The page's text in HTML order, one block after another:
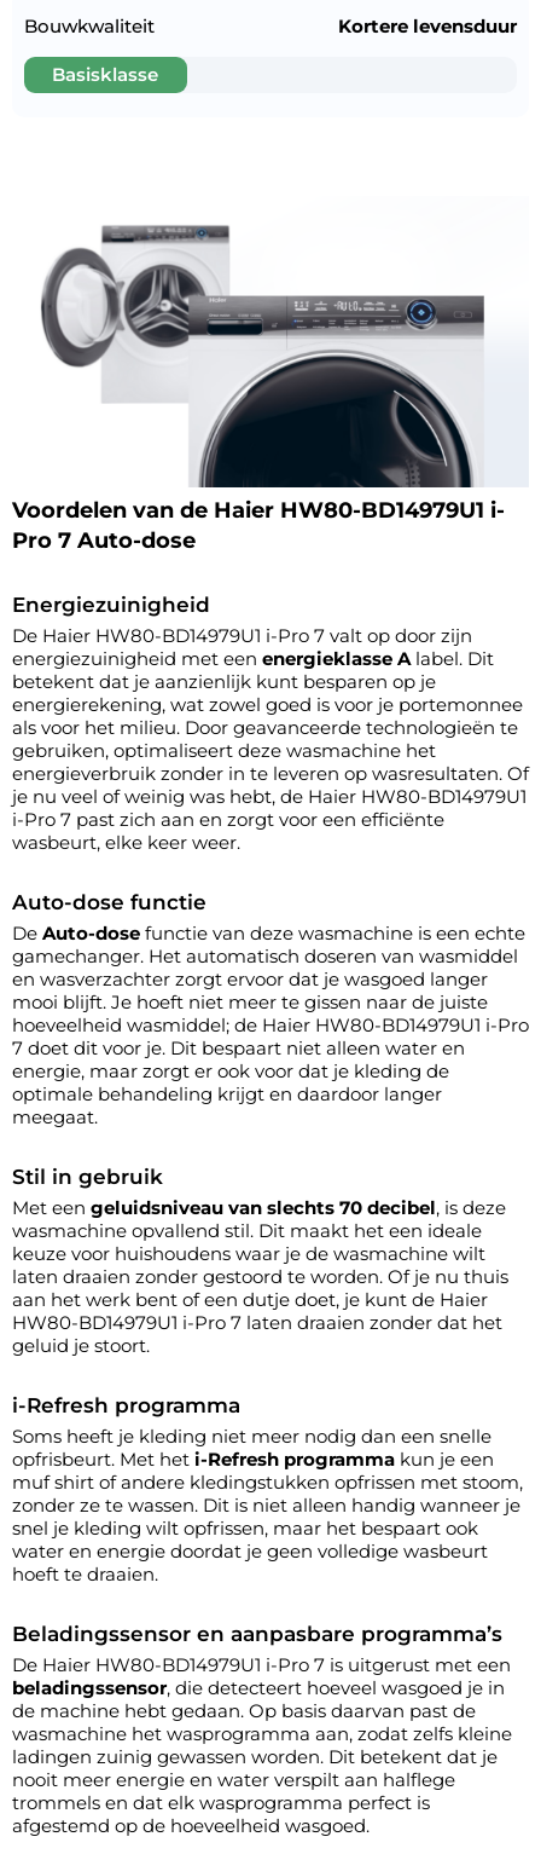
Bouwkwaliteit
Basisklasse
Kortere levensduur
Voordelen van de Haier HW80-BD14979U1 i-
Pro 7 Auto-dose
Energiezuinigheid
De Haier HW80-BD14979U1 i-Pro 7 valt op door zijn
energiezuinigheid met een energieklasse Alabel. Dit
betekent dat je aanzienlijk kunt besparen op je
energierekening, wat zowel goed is voor je portemonnee
als voor het milieu. Door geavanceerde technologieën te
gebruiken, optimaliseert deze wasmachine het
energieverbruik zonder in te leveren op wasresultaten. Of
je nu veel of weinig was hebt, de Haier HW80-BD14979U1
i-Pro 7 past zich aan en zorgt voor een efficiënte
wasbeurt, elke keer weer.
Auto-dose functie
De Auto-dose functie van deze wasmachine is een echte
gamechanger. Het automatisch doseren van wasmiddel
en wasverzachter zorgt ervoor dat je wasgoed langer
mooi blijft. Je hoeft niet meer te gissen naar de juiste
hoeveelheid wasmiddel; de Haier HW80-BD14979U1 i-Pro
7 doet dit voor je. Dit bespaart niet alleen water en
energie, maar zorgt er ook voor dat je kleding de
optimale behandeling krijgt en daardoor langer
meegaat.
Stil in gebruik
Met een geluidsniveau van slechts 70 decibel, is deze
wasmachine opvallend stil. Dit maakt het een ideale
keuze voor huishoudens waar je de wasmachine wilt
laten draaien zonder gestoord te worden. Of je nu thuis
aan het werk bent of een dutje doet, je kunt de Haier
HW80-BD14979U1 i-Pro 7 laten draaien zonder dat het
geluid je stoort.
i-Refresh programma
Soms heeft je kleding niet meer nodig dan een snelle
opfrisbeurt. Met het i-Refresh programma kun je een
muf shirt of andere kledingstukken opfrissen met stoom,
zonder ze te wassen. Dit is niet alleen handig wanneer je
snel je kleding wilt opfrissen, maar het bespaart ook
water en energie doordat je geen volledige wasbeurt
hoeft te draaien.
Beladingssensor en aanpasbare programma’s
De Haier HW80-BD14979U1 i-Pro 7 is uitgerust met een
beladingssensor, die detecteert hoeveel wasgoed je in
de machine hebt gedaan. Op basis daarvan past de
wasmachine het wasprogramma aan, zodat zelfs kleine
ladingen zuinig gewassen worden. Dit betekent dat je
nooit meer energie en water verspilt aan halflege
trommels en dat elk wasprogramma perfect is
afgestemd op de hoeveelheid wasgoed.